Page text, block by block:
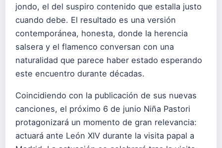
jondo, el del suspiro contenido que estalla justo
cuando debe. El resultado es una versión
contemporánea, honesta, donde la herencia
salsera y el flamenco conversan con una
naturalidad que parece haber estado esperando
este encuentro durante décadas.
Coincidiendo con la publicación de sus nuevas
canciones, el próximo 6 de junio Niña Pastori
protagonizará un momento de gran relevancia:
actuará ante León XIV durante la visita papal a